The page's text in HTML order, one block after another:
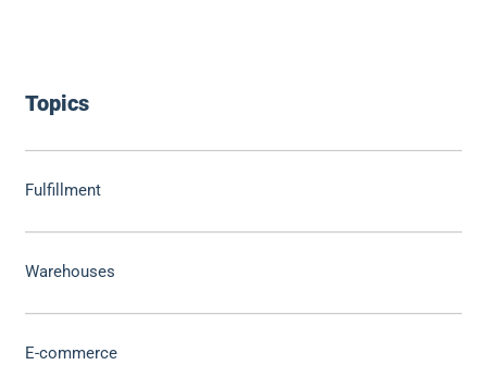
Topics
Fulfillment
Warehouses
E-commerce